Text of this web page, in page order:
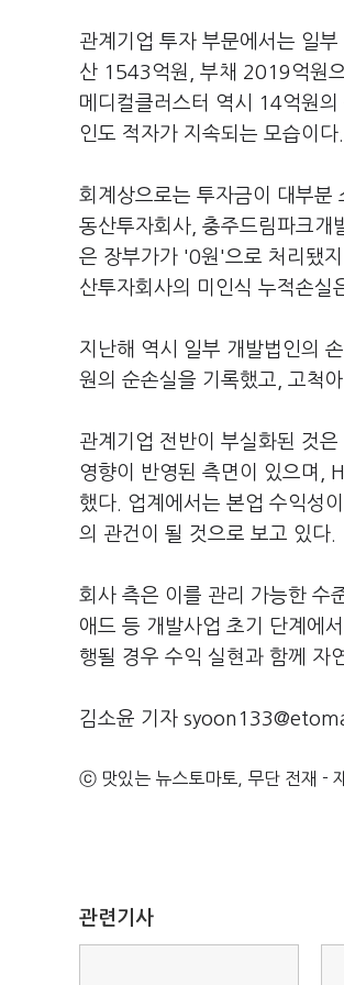
관계기업 투자 부문에서는 일
산 1543억원, 부채 2019억원
메디컬클러스터 역시 14억원
인도 적자가 지속되는 모습이다.
회계상으로는 투자금이 대부분
동산투자회사, 충주드림파크개
은 장부가가 '0원'으로 처리됐
산투자회사의 미인식 누적손
지난해 역시 일부 개발법인의
원의 순손실을 기록했고, 고척
관계기업 전반이 부실화된 것
영향이 반영된 측면이 있으며,
했다. 업계에서는 본업 수익성
의 관건이 될 것으로 보고 있다.
회사 측은 이를 관리 가능한 수
애드 등 개발사업 초기 단계에
행될 경우 수익 실현과 함께 자
김소윤 기자
ⓒ 맛있는 뉴스토마토, 무단 전재 -
관련기사